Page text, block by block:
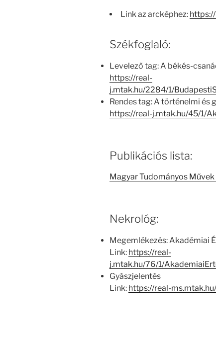
Link az arcképhez:
Székfoglaló:
Levelező tag: A békés-
https://real-
j.mtak.hu/2284/1/
Rendes tag: A történelmi és
https://real-j.mtak.hu/45/1/
Publikációs lista:
Magyar Tudományos Művek
Nekrológ:
Megemlékezés: Akadémiai
Link: https://real-
j.mtak.hu/76/1/
Gyászjelentés
Link: https://real-